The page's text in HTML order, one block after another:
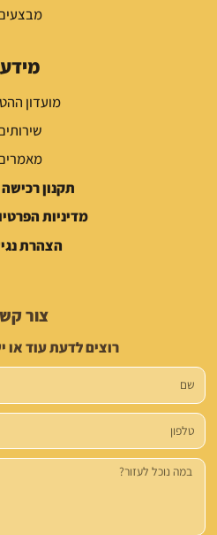
מידע
מועדון
תקנון
מדיניות
הצהרת
צור
רוצים לדעת עוד או
שם
טלפון
הודעה